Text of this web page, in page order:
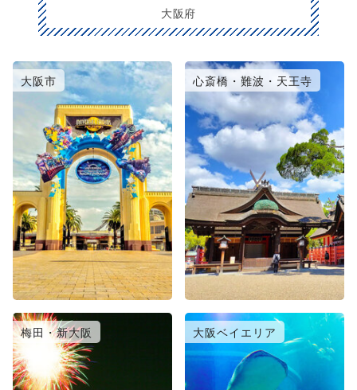
大阪府
大阪市 心斎橋・難波・天王寺
梅田・新大阪 大阪ベイエリア